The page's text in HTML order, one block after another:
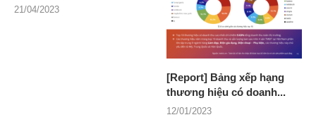
21/04/2023
[Report] Bảng xếp hạng
thương hiệu có doanh...
12/01/2023